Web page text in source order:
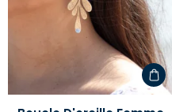
votre
liste